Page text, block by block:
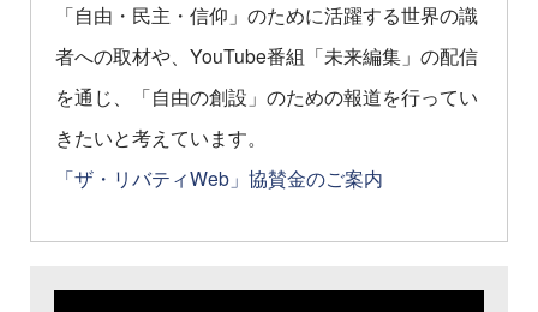
「自由・民主・信仰」のために活躍する世界の識
者への取材や、YouTube番組「未来編集」の配信
を通じ、「自由の創設」のための報道を行ってい
きたいと考えています。
「ザ・リバティWeb」協賛金のご案内